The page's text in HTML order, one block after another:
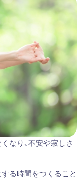
なり、不安や寂しさ
る時間をつくること